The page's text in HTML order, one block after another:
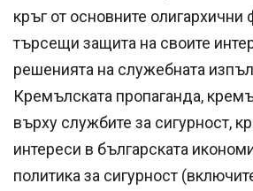
кръг от основните олигархични
търсещи защита на своите
решенията на служебната
Кремълската пропаганда,
върху службите за сигурност,
интереси в българската
политика за сигурност